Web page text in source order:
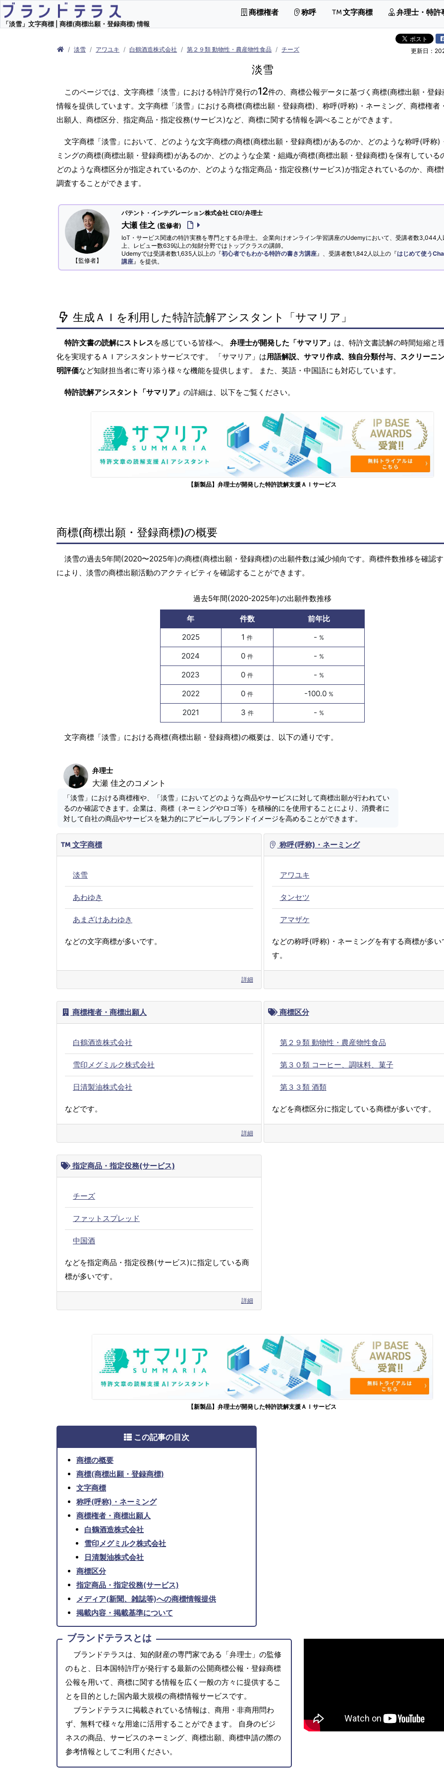
「淡雪」文字商標 | 商標(商標出願・登録商標) 情報
商標権者 称呼 文字商標 弁理士・特許
淡雪 アワユキ 白鶴酒造株式会社 第２９類 動物性・農産物性食品 チーズ 更新日：
淡雪
このページでは、文字商標「淡雪」における特許庁発行の12件の、商標公報データに基づく商標(商標出願・登
情報を提供しています。文字商標「淡雪」における商標(商標出願・登録商標)、称呼(呼称)・ネーミング、商標権者
出願人、商標区分、指定商品・指定役務(サービス)など、商標に関する情報を調べることができます。
文字商標「淡雪」において、どのような文字商標の商標(商標出願・登録商標)があるのか、どのような称呼(呼称)
ミングの商標(商標出願・登録商標)があるのか、どのような企業・組織が商標(商標出願・登録商標)を保有している
どのような商標区分が指定されているのか、どのような指定商品・指定役務(サービス)が指定されているのか、商標
調査することができます。
【監修者】
パテント・インテグレーション株式会社 CEO/弁理士
大瀬 佳之 (監修者)
IoT・サービス関連の特許実務を専門とする弁理士。 企業向けオンライン学習講座のUdemyにおいて、受講者数3,044人
上、レビュー数639以上の知財分野ではトップクラスの講師。
Udemyでは受講者数1,635人以上の『初心者でもわかる特許の書き方講座 』、受講者数1,842人以上の『はじめて使う
講座 』を提供。
生成ＡＩを利用した特許読解アシスタント「サマリア」
特許文書の読解にストレスを感じている皆様へ。 弁理士が開発した「サマリア」 は、特許文書読解の時間短縮と
化を実現するＡＩアシスタントサービスです。 「サマリア」は用語解説、サマリ作成、独自分類付与、スクリーニ
明評価など知財担当者に寄り添う様々な機能を提供します。 また、英語・中国語にも対応しています。
特許読解アシスタント「サマリア」 の詳細は、以下をご覧ください。
【新製品】弁理士が開発した特許読解支援ＡＩサービス
商標(商標出願・登録商標)の概要
淡雪の過去5年間(2020〜2025年)の商標(商標出願・登録商標)の出願件数は減少傾向です。商標件数推移を確認
により、淡雪の商標出願活動のアクティビティを確認することができます。
過去5年間(2020-2025年)の出願件数推移
年 件数
前年比
2025
1件 - %
2024 0件 - %
2023 0件 - %
2022 0件 -100.0 %
2021 3 件 - %
文字商標「淡雪」における商標(商標出願・登録商標)の概要は、以下の通りです。
弁理士
大瀬 佳之のコメント
「淡雪」における商標権や、「淡雪」においてどのような商品やサービスに対して商標出願が行われてい
るのか確認できます。企業は、商標（ネーミングやロゴ等）を積極的にを使用することにより、消費者に
対して自社の商品やサービスを魅力的にアピールしブランドイメージを高めることができます。
文字商標
淡雪
あわゆき
あまざけあわゆき
などの文字商標が多いです。
詳細
称呼(呼称)・ネーミング
アワユキ
タンセツ
アマザケ
などの称呼(呼称)・ネーミングを有する商標が多い
す。
商標権者・商標出願人
白鶴酒造株式会社
雪印メグミルク株式会社
日清製油株式会社
などです。
詳細
商標区分
第２９類 動物性・農産物性食品
第３０類 コーヒー、調味料、菓子
第３３類 酒類
などを商標区分に指定している商標が多いです。
指定商品・指定役務(サービス)
チーズ
ファットスプレッド
中国酒
などを指定商品・指定役務(サービス)に指定している商
標が多いです。
詳細
【新製品】弁理士が開発した特許読解支援ＡＩサービス
この記事の目次
商標の概要
商標(商標出願・登録商標)
文字商標
称呼(呼称)・ネーミング
商標権者・商標出願人
白鶴酒造株式会社
雪印メグミルク株式会社
日清製油株式会社
商標区分
指定商品・指定役務(サービス)
メディア(新聞、雑誌等)への商標情報提供
掲載内容・掲載基準について
ブランドテラスとは
ブランドテラスは、知的財産の専門家である「弁理士」の監修
のもと、日本国特許庁が発行する最新の公開商標公報・登録商標
公報を用いて、商標に関する情報を広く一般の方々に提供するこ
とを目的とした国内最大規模の商標情報サービスです。
ブランドテラスに掲載されている情報は、商用・非商用問わ
ず、無料で様々な用途に活用することができます。 自身のビジ
ネスの商品、サービスのネーミング、商標出願、商標申請の際の
参考情報としてご利用ください。